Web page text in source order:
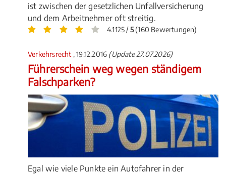
ist zwischen der gesetzlichen Unfallversicherung
und dem Arbeitnehmer oft streitig.
4.1125 / 5(160 Bewertungen)
Verkehrsrecht , 19.12.2016 (Update 27.07.2026)
Führerschein weg wegen ständigem
Falschparken?
Egal wie viele Punkte ein Autofahrer in der